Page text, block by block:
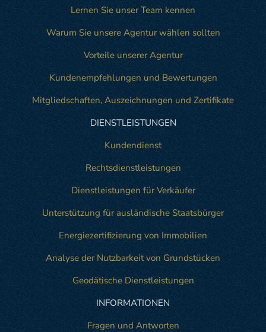
Lernen Sie unser Team kennen
Warum Sie unsere Agentur wählen sollten
Vorteile unserer Agentur
Kundenempfehlungen und Bewertungen
Mitgliedschaften, Auszeichnungen und Zertifikate
DIENSTLEISTUNGEN
Kundendienst
Rechtsdienstleistungen
Dienstleistungen für Verkäufer
Unterstützung für ausländische Staatsbürger
Energiezertifizierung von Immobilien
Analyse der Nutzbarkeit von Grundstücken
Geodätische Dienstleistungen
INFORMATIONEN
Fragen und Antworten